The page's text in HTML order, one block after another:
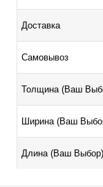
Доставка
Самовывоз
Толщина (Ваш
Ширина (Ваш
Длина (Ваш Выбор)